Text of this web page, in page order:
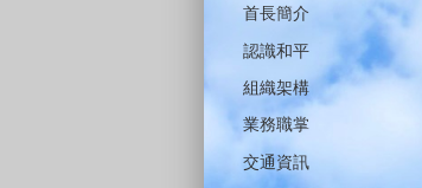
首長簡介
認識和平
組織架構
業務職掌
交通資訊